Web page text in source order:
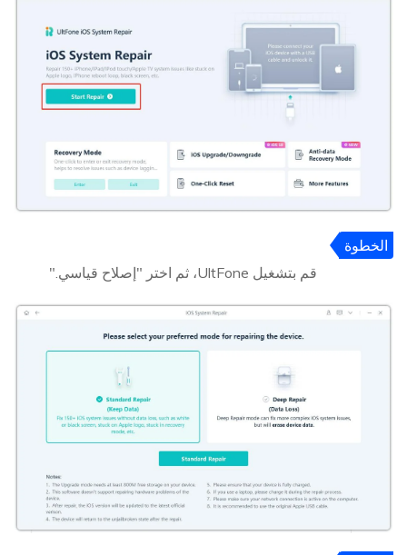
الخطوة
قم بتشغيل UltFone، ثم اختر "إصلاح قياسي."